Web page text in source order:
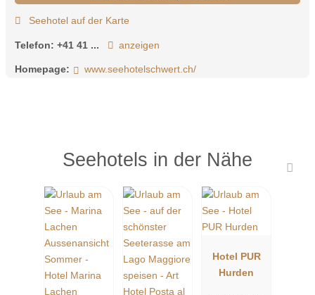
Seehotel auf der Karte
Telefon: +41 41 ... anzeigen
Homepage: www.seehotelschwert.ch/
Seehotels in der Nähe
Hotel PUR
Hurden